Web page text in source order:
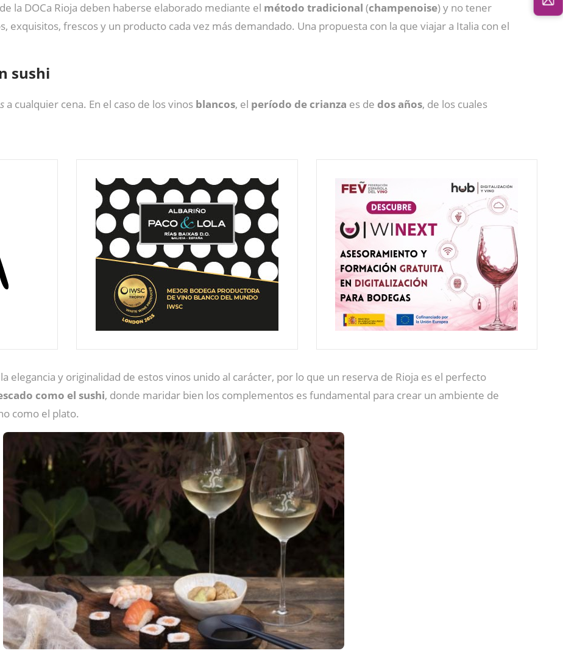
la DOCa Rioja deben haberse elaborado mediante el método tradicional (champenoise) y no tener
exquisitos, frescos y un producto cada vez más demandado. Una propuesta con la que viajar a Italia con el
sushi
a cualquier cena. En el caso de los vinos blancos, el período de crianza es de dosaños, de los cuales
elegancia y originalidad de estos vinos unido al carácter, por lo que un reserva de Rioja es el perfecto
como el sushi, donde maridar bien los complementos es fundamental para crear un ambiente de
como el plato.